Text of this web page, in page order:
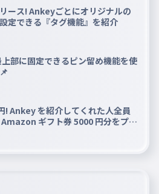
ース! Ankeyごとにオリジナルの
定できる『タグ機能』を紹介
部に固定できるピン留め機能を使
! Ankey を紹介してくれた人全員
ギフト券 5000 円分をプレ
ペーン!!